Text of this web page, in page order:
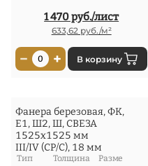
1 470 руб./лист
633,62 руб./м²
− 0 + В корзину
Фанера березовая, ФК,
Е1, Ш2, Ш, СВЕЗА
1525x1525 мм
III/IV (СР/С), 18 мм
Тип
Толщина
Разме